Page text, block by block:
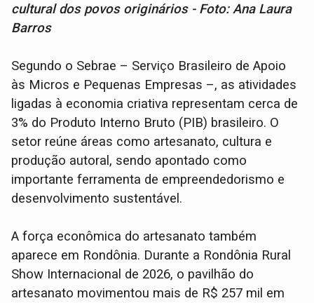
cultural dos povos originários - Foto: Ana Laura
Barros
Segundo o Sebrae – Serviço Brasileiro de Apoio
às Micros e Pequenas Empresas –, as atividades
ligadas à economia criativa representam cerca de
3% do Produto Interno Bruto (PIB) brasileiro. O
setor reúne áreas como artesanato, cultura e
produção autoral, sendo apontado como
importante ferramenta de empreendedorismo e
desenvolvimento sustentável.
A força econômica do artesanato também
aparece em Rondônia. Durante a Rondônia Rural
Show Internacional de 2026, o pavilhão do
artesanato movimentou mais de R$ 257 mil em